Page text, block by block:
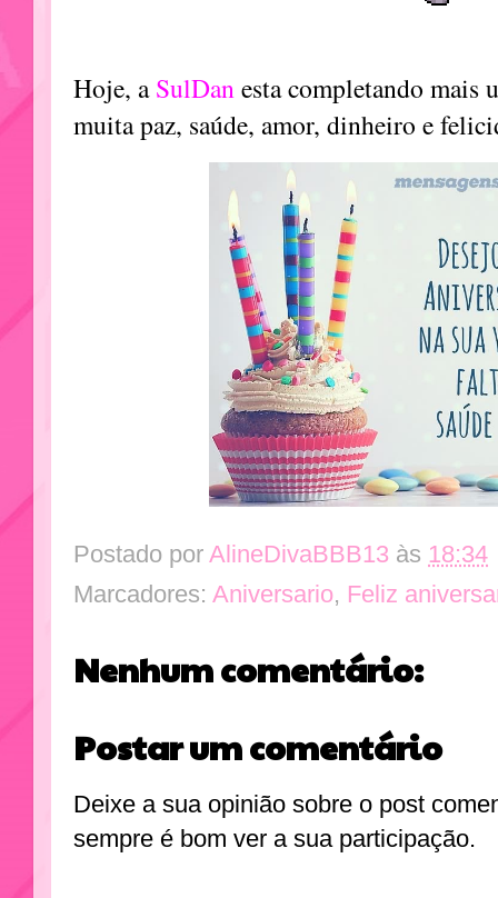
Hoje, aSulDanesta completando mais
muita paz, saúde, amor, dinheiro e
Postado por AlineDivaBBB13 às 18:34
Marcadores: Aniversario, Feliz
Nenhum comentário:
Postar um comentário
Deixe a sua opinião sobre o post
sempre é bom ver a sua participação.